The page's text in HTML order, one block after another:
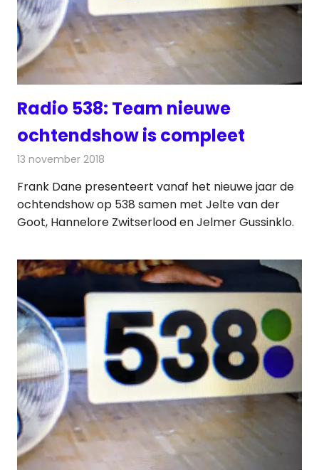
Radio 538: Team nieuwe
ochtendshow is compleet
13 november 2018
Frank Dane presenteert vanaf het nieuwe jaar de
ochtendshow op 538 samen met Jelte van der
Goot, Hannelore Zwitserlood en Jelmer Gussinklo.